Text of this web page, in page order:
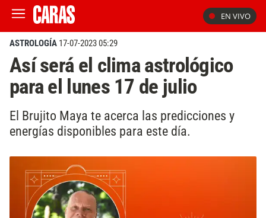
EN VIVO
ASTROLOGÍA 17-07-2023 05:29
Así será el clima astrológico
para el lunes 17 de julio
El Brujito Maya te acerca las predicciones y
energías disponibles para este día.